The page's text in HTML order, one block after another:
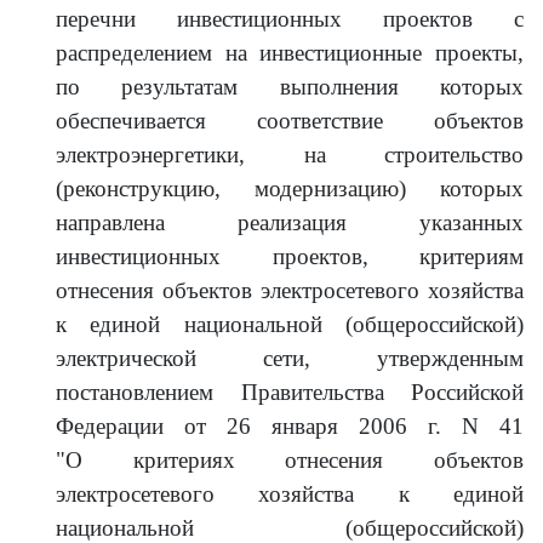
перечни инвестиционных проектов с
распределением на инвестиционные проекты,
по результатам выполнения которых
обеспечивается соответствие объектов
электроэнергетики, на строительство
(реконструкцию, модернизацию) которых
направлена реализация указанных
инвестиционных проектов, критериям
отнесения объектов электросетевого хозяйства
к единой национальной (общероссийской)
электрической сети, утвержденным
постановлением Правительства Российской
Федерации от 26 января 2006 г. N 41
"О критериях отнесения объектов
электросетевого хозяйства к единой
национальной (общероссийской)